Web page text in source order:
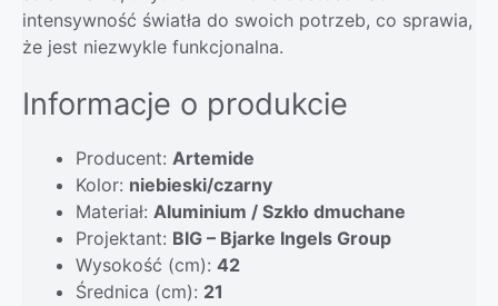
intensywność światła do swoich potrzeb, co sprawia,
że jest niezwykle funkcjonalna.
Informacje o produkcie
Producent: Artemide
Kolor: niebieski/czarny
Materiał: Aluminium / Szkło dmuchane
Projektant: BIG – Bjarke Ingels Group
Wysokość (cm): 42
Średnica (cm): 21